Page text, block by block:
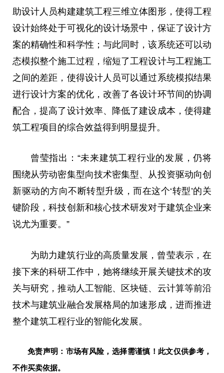
助设计人员构建建筑工程三维立体图形，使得工程
设计始终处于可视化的设计场景中，保证了设计方
案的精确性和科学性；与此同时，该系统还可以动
态模拟整个施工过程，缩短了工程设计与工程施工
之间的差距，使得设计人员可以通过系统模拟结果
进行设计方案的优化，改善了各设计环节间的协调
配合，提高了设计效率、降低了建设成本，使得建
筑工程项目的综合效益得到明显提升。
曾莹指出：“未来建筑工程行业的发展，仍将
围绕从劳动密集型向技术密集型、从投资驱动向创
新驱动的方向不断转型升级，而在这个‘转型’的关
键阶段，科技创新和核心技术研发对于建筑企业来
说尤为重要。”
为助力建筑行业的高质量发展，曾莹表示，在
接下来的科研工作中，她将继续开展关键技术的攻
关与研究，推动人工智能、区块链、云计算等前沿
技术与建筑业融合发展格局的加速形成，进而推进
整个建筑工程行业的智能化发展。
免责声明：市场有风险，选择需谨慎！此文仅供参考，
不作买卖依据。